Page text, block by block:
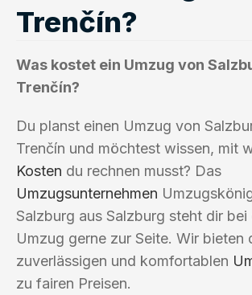
Trenčín?
Was kostet ein Umzug von
Trenčín?
Du planst einen Umzug von
Trenčín und möchtest wissen, mit
Kosten du rechnen musst? Das
Umzugsunternehmen
Salzburg aus Salzburg steht dir bei
Umzug gerne zur Seite. Wir bieten
zuverlässigen und komfortablen
zu fairen Preisen.